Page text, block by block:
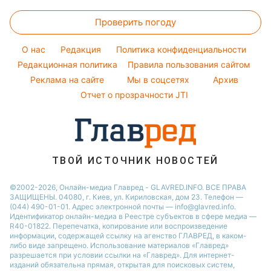
Кейт Миддлтон
Алла Пугачева
Максим Галкин
Виталий Козловский
Красивый маникюр
Модные ошибки
Новости моды
Советы от Андре Тана
Тесты по картинке
Оптические иллюзии
Народные приметы
Все о шоу-бизнесе
Проверить погоду
O нас Редакция
Политика конфиденциальности
Редакционная политика
Правила пользования сайтом
Реклама на сайте
Мы в соцсетях
Архив
Отчет о прозрачности JTI
ТВОЙ ИСТОЧНИК НОВОСТЕЙ
©2002-2026, Онлайн-медиа Главред - GLAVRED.INFO. ВСЕ ПРАВА
ЗАЩИЩЕНЫ. 04080, г. Киев, ул. Кириловская, дом 23. Телефон —
(044) 490-01-01. Адрес электронной почты — info@glavred.info.
Идентификатор онлайн-медиа в Реестре cубъектов в сфере медиа —
R40-01822. Перепечатка, копирование или воспроизведение
информации, содержащей ссылку на агенство ГЛАВРЕД, в каком-
либо виде запрещено. Использование материалов «Главред»
разрешается при условии ссылки на «Главред». Для интернет-
изданий обязательна прямая, открытая для поисковых систем,